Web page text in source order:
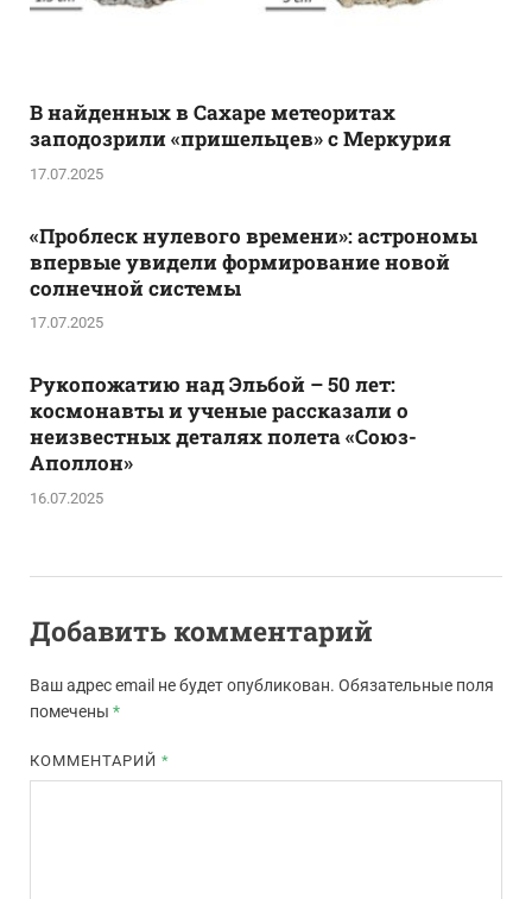
В найденных в Сахаре метеоритах
заподозрили «пришельцев» с Меркурия
17.07.2025
«Проблеск нулевого времени»: астрономы
впервые увидели формирование новой
солнечной системы
17.07.2025
Рукопожатию над Эльбой – 50 лет:
космонавты и ученые рассказали о
неизвестных деталях полета «Союз-
Аполлон»
16.07.2025
Добавить комментарий
Ваш адрес email не будет опубликован. Обязательные поля
помечены *
КОММЕНТАРИЙ*